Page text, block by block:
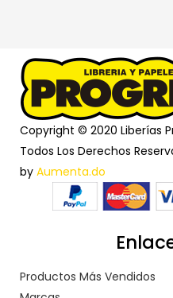
Copyright © 2020 Liberías
Todos Los Derechos
by Aumenta.do
Productos Más Vendidos